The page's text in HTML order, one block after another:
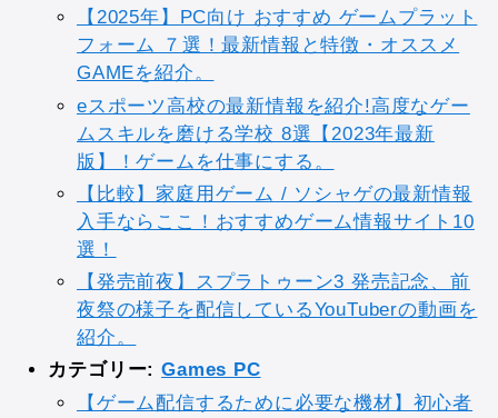
【2025年】PC向け おすすめ ゲームプラット
フォーム ７選！最新情報と特徴・オススメ
GAMEを紹介。
eスポーツ高校の最新情報を紹介!高度なゲー
ムスキルを磨ける学校 8選【2023年最新
版】！ゲームを仕事にする。
【比較】家庭用ゲーム / ソシャゲの最新情報
入手ならここ！おすすめゲーム情報サイト10
選！
【発売前夜】スプラトゥーン3 発売記念、前
夜祭の様子を配信しているYouTuberの動画を
紹介。
カテゴリー:Games PC
【ゲーム配信するために必要な機材】初心者